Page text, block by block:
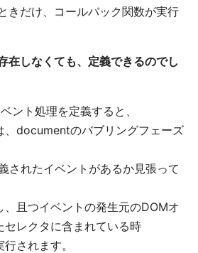
きだけ、コールバック関数が実行
在しなくても、定義できるのでし
ント処理を定義すると、
、documentのバブリングフェーズ
されたイベントがあるか見張って
、且つイベントの発生元のDOMオ
セレクタに含まれている時
されます。